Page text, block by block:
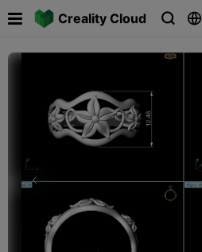
Creality Cloud  